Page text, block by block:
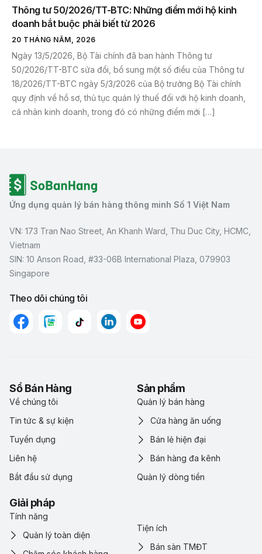
Thông tư 50/2026/TT-BTC: Những điểm mới hộ kinh
doanh bắt buộc phải biết từ 2026
20 THÁNG NĂM, 2026
Ngày 13/5/2026, Bộ Tài chính đã ban hành Thông tư
50/2026/TT-BTC sửa đổi, bổ sung một số điều của Thông tư
18/2026/TT-BTC ngày 5/3/2026 của Bộ trưởng Bộ Tài chính
quy định về hồ sơ, thủ tục quản lý thuế đối với hộ kinh doanh,
cá nhân kinh doanh, trong đó có những điểm mới […]
Ứng dụng quản lý bán hàng thông minh Số 1 Việt Nam
VN: 173 Tran Nao Street, An Khanh Ward, Thu Duc City, HCMC,
Vietnam
SIN: 10 Anson Road, #33-06B International Plaza, 079903
Singapore
Theo dõi chúng tôi
Sổ Bán Hàng
Về chúng tôi
Tin tức & sự kiện
Tuyển dụng
Liên hệ
Bắt đầu sử dụng
Sản phẩm
Quản lý bán hàng
Cửa hàng ăn uống
Bán lẻ hiện đại
Bán hàng đa kênh
Quản lý dòng tiền
Giải pháp
Tính năng
Quản lý toàn diện
Tiện ích
Bán sàn TMĐT